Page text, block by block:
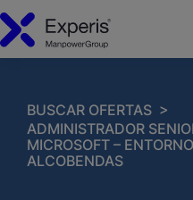
BUSCAR OFERTAS >
ADMINISTRADOR
MICROSOFT –
ALCOBENDAS